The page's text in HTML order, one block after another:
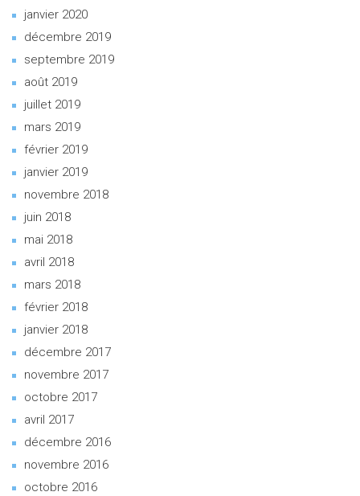
janvier 2020
décembre 2019
septembre 2019
août 2019
juillet 2019
mars 2019
février 2019
janvier 2019
novembre 2018
juin 2018
mai 2018
avril 2018
mars 2018
février 2018
janvier 2018
décembre 2017
novembre 2017
octobre 2017
avril 2017
décembre 2016
novembre 2016
octobre 2016